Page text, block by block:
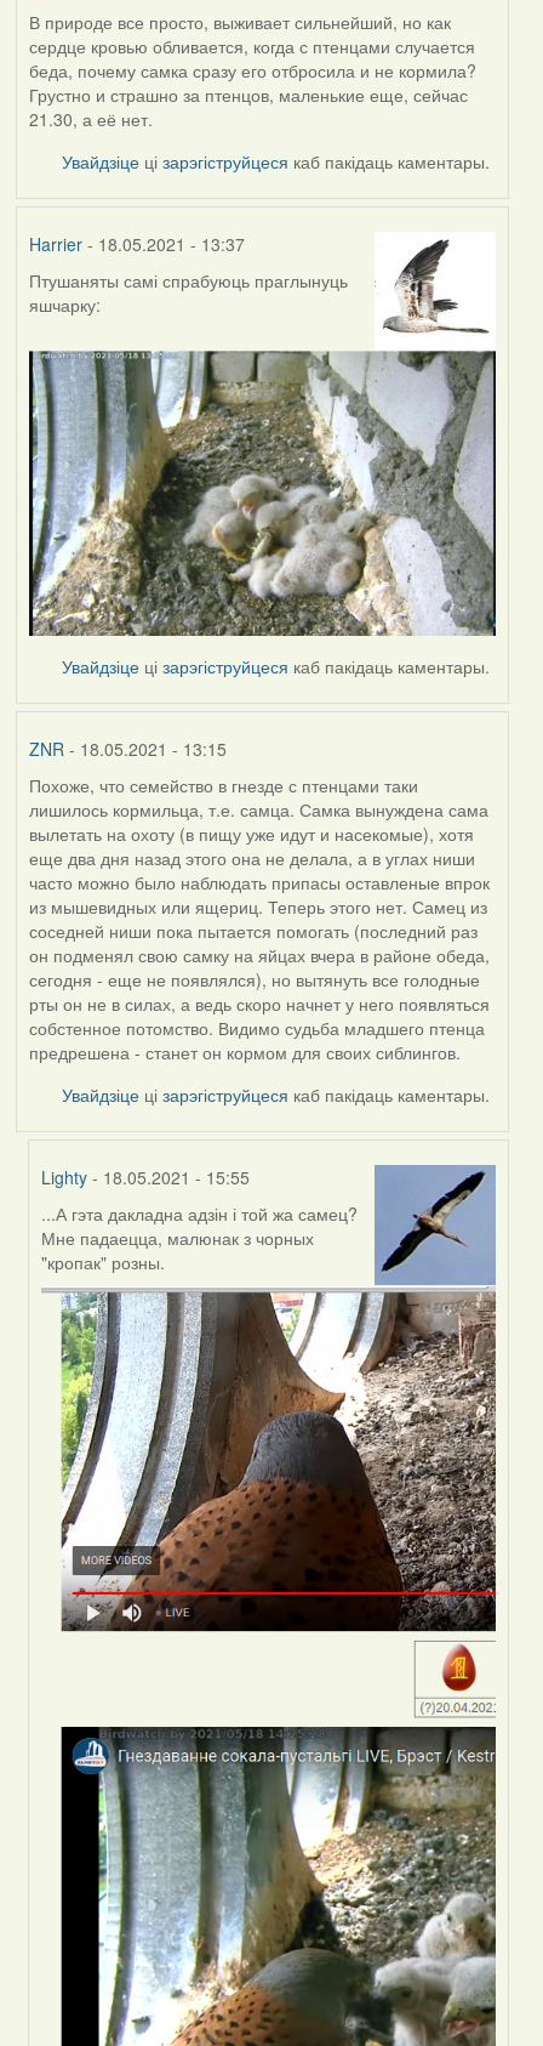
В природе все просто, выживает сильнейший, но как
сердце кровью обливается, когда с птенцами случается
беда, почему самка сразу его отбросила и не кормила?
Грустно и страшно за птенцов, маленькие еще, сейчас
21.30, а её нет.
Увайдзіце цізарэгіструйцеся каб пакідаць каментары.
Harrier- 18.05.2021 - 13:37
Птушаняты самі спрабуюць праглынуць
яшчарку:
Увайдзіце цізарэгіструйцеся каб пакідаць каментары.
ZNR- 18.05.2021 - 13:15
Похоже, что семейство в гнезде с птенцами таки
лишилось кормильца, т.е. самца. Самка вынуждена сама
вылетать на охоту (в пищу уже идут и насекомые), хотя
еще два дня назад этого она не делала, а в углах ниши
часто можно было наблюдать припасы оставленые впрок
из мышевидных или ящериц. Теперь этого нет. Самец из
соседней ниши пока пытается помогать (последний раз
он подменял свою самку на яйцах вчера в районе обеда,
сегодня - еще не появлялся), но вытянуть все голодные
рты он не в силах, а ведь скоро начнет у него появляться
собстенное потомство. Видимо судьба младшего птенца
предрешена - станет он кормом для своих сиблингов.
Увайдзіце цізарэгіструйцеся каб пакідаць каментары.
Lighty - 18.05.2021 - 15:55
In
reply
to
by
ZNR
...А гэта дакладна адзін і той жа самец?
Мне падаецца, малюнак з чорных
"кропак" розны.